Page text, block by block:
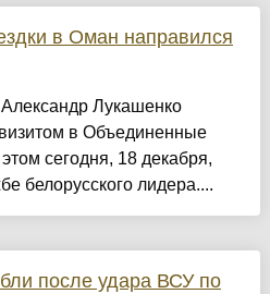
в Оман направился
Лукашенко
в Объединенные
сегодня, 18 декабря,
белорусского лидера....
после удара ВСУ по